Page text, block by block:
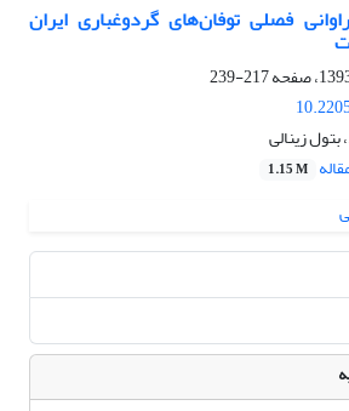
فصلی توفان‌های گردوغباری ایران
217-239
زینالی
1.15 M